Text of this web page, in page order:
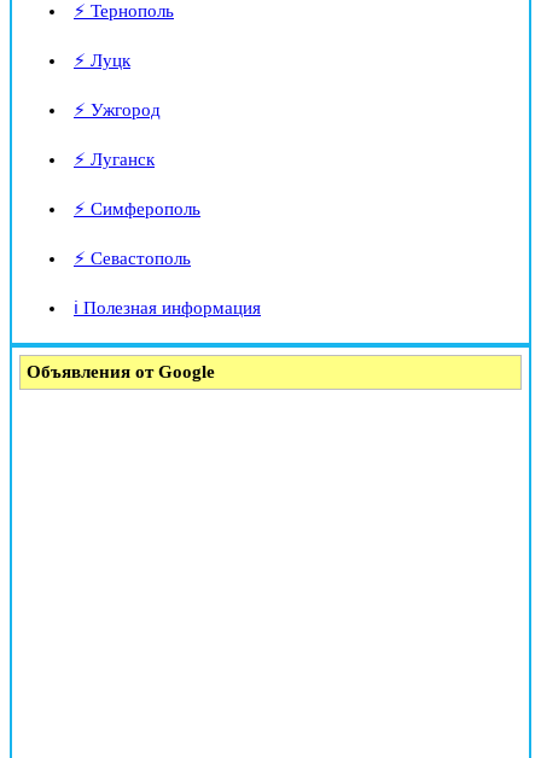
⚡ Тернополь
⚡ Луцк
⚡ Ужгород
⚡ Луганск
⚡ Симферополь
⚡ Севастополь
ℹ️ Полезная информация
Объявления от Google